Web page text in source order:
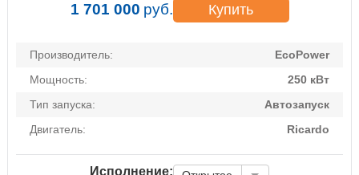
1 701 000 руб. Купить
Производитель:
EcoPower
Мощность:
250 кВт
Тип запуска:
Автозапуск
Двигатель:
Ricardo
Исполнение: